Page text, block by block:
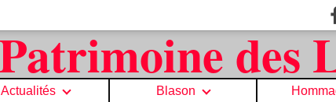
Actualités Blason